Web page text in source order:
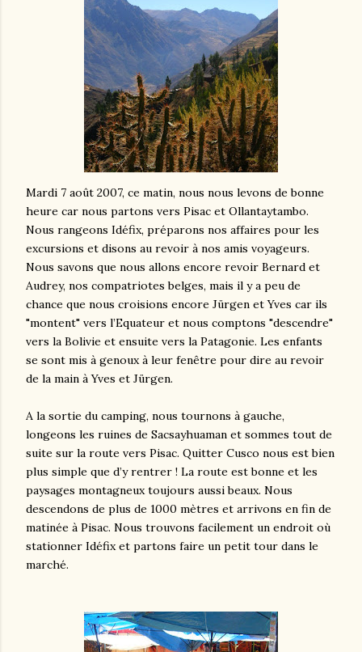
Mardi 7 août 2007, ce matin, nous nous levons de bonne
heure car nous partons vers Pisac et Ollantaytambo.
Nous rangeons Idéfix, préparons nos affaires pour les
excursions et disons au revoir à nos amis voyageurs.
Nous savons que nous allons encore revoir Bernard et
Audrey, nos compatriotes belges, mais il y a peu de
chance que nous croisions encore Jürgen et Yves car ils
"montent" vers l’Equateur et nous comptons "descendre"
vers la Bolivie et ensuite vers la Patagonie. Les enfants
se sont mis à genoux à leur fenêtre pour dire au revoir
de la main à Yves et Jürgen.
A la sortie du camping, nous tournons à gauche,
longeons les ruines de Sacsayhuaman et sommes tout de
suite sur la route vers Pisac. Quitter Cusco nous est bien
plus simple que d’y rentrer ! La route est bonne et les
paysages montagneux toujours aussi beaux. Nous
descendons de plus de 1000 mètres et arrivons en fin de
matinée à Pisac. Nous trouvons facilement un endroit où
stationner Idéfix et partons faire un petit tour dans le
marché.